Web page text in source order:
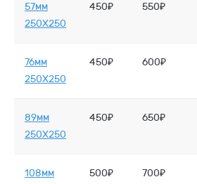
57мм
250X250
450₽ 550₽
76мм
250X250
450₽ 600₽
89мм
250X250
450₽ 650₽
108мм
500₽ 700₽